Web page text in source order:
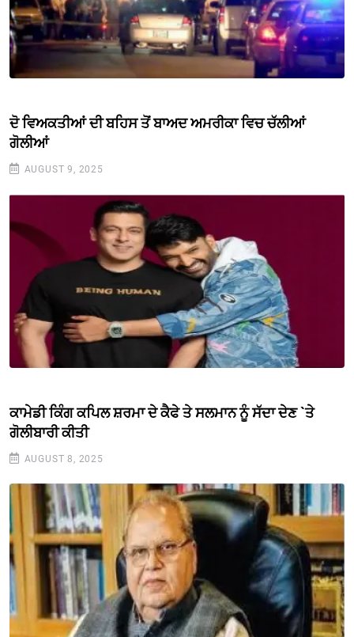
ਦੋ ਵਿਅਕਤੀਆਂ ਦੀ ਬਹਿਸ ਤੋਂ ਬਾਅਦ ਅਮਰੀਕਾ ਵਿਚ ਚੱਲੀਆਂ
ਗੋਲੀਆਂ
AUGUST 9, 2025
ਕਾਮੇਡੀ ਕਿੰਗ ਕਪਿਲ ਸ਼ਰਮਾ ਦੇ ਕੈਫੇ ਤੇ ਸਲਮਾਨ ਨੂੰ ਸੱਦਾ ਦੇਣ `ਤੇ
ਗੋਲੀਬਾਰੀ ਕੀਤੀ
AUGUST 8, 2025